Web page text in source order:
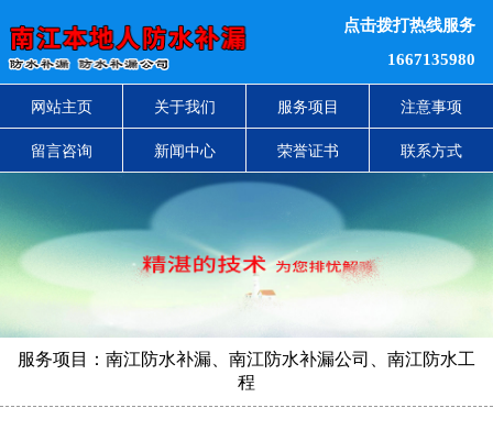
点击拨打热线服务
1667135980
网站主页 关于我们 服务项目 注意事项
留言咨询 新闻中心 荣誉证书 联系方式
服务项目：南江防水补漏、南江防水补漏公司、南江防水工
程